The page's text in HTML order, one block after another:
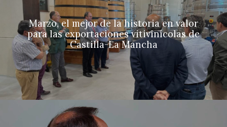
Marzo, el mejor de la historia en valor
para las exportaciones vitivinícolas de
Castilla-La Mancha